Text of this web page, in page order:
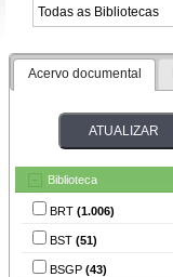
Acervo documental
Biblioteca
BRT (1.006)
BST (51)
BSGP (43)